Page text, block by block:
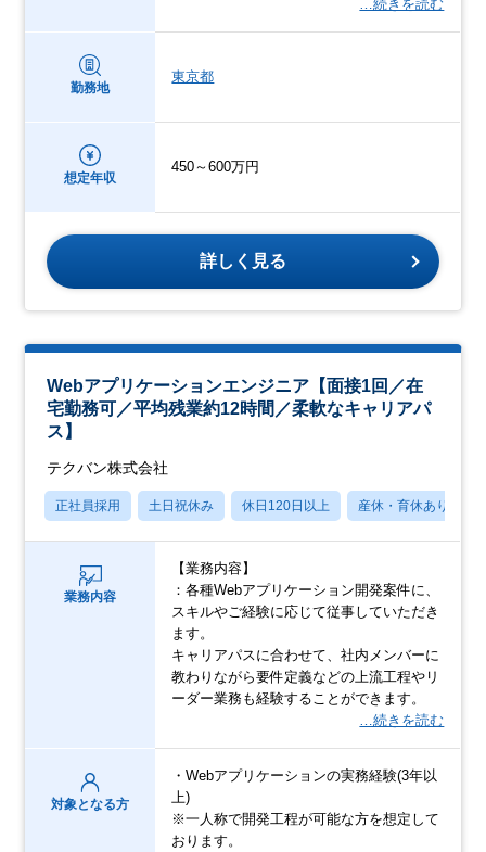
…続きを読む
勤務地
東京都
想定年収
450～600万円
詳しく見る
Webアプリケーションエンジニア【面接1回／在
宅勤務可／平均残業約12時間／柔軟なキャリアパ
ス】
テクバン株式会社
正社員採用 土日祝休み 休日120日以上 産休・育休あり
業務内容
【業務内容】
：各種Webアプリケーション開発案件に、
スキルやご経験に応じて従事していただき
ます。
キャリアパスに合わせて、社内メンバーに
教わりながら要件定義などの上流工程やリ
ーダー業務も経験することができます。
…続きを読む
対象となる方
・Webアプリケーションの実務経験(3年以
上)
※一人称で開発工程が可能な方を想定して
おります。